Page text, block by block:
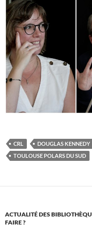
CRL DOUGLAS KENNEDY
TOULOUSE POLARS DU SUD
ACTUALITÉ DES
FAIRE ?